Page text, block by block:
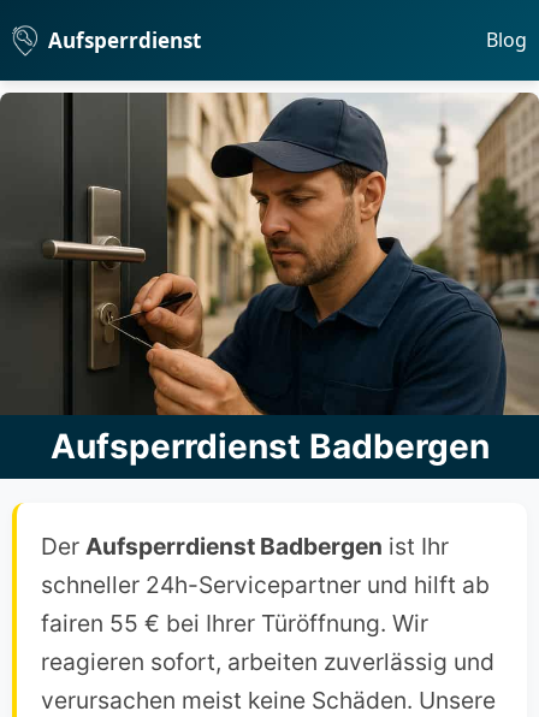
Aufsperrdienst Blog
Aufsperrdienst Badbergen
Der Aufsperrdienst Badbergen ist Ihr
schneller 24h-Servicepartner und hilft ab
fairen 55 € bei Ihrer Türöffnung. Wir
reagieren sofort, arbeiten zuverlässig und
verursachen meist keine Schäden. Unsere